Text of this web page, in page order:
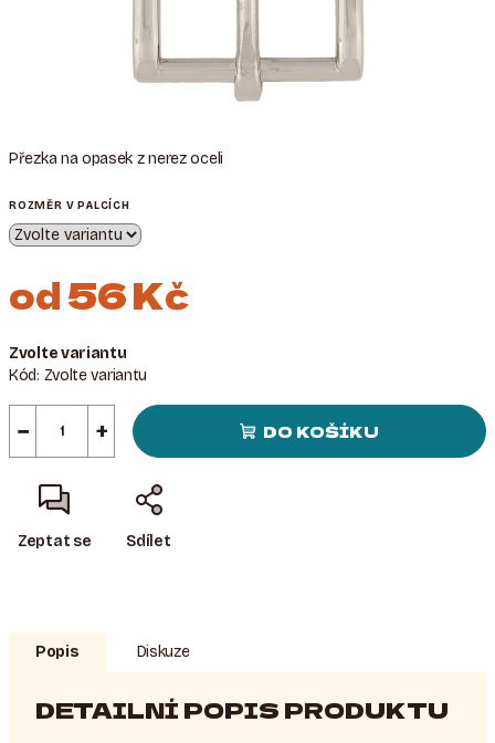
Přezka na opasek z nerez oceli
ROZMĚR V PALCÍCH
od56 Kč
cena:
Zvolte variantu
Kód: Zvolte variantu
+
− DO KOŠÍKU
Zeptat se Sdílet
Popis Diskuze
DETAILNÍ POPIS PRODUKTU